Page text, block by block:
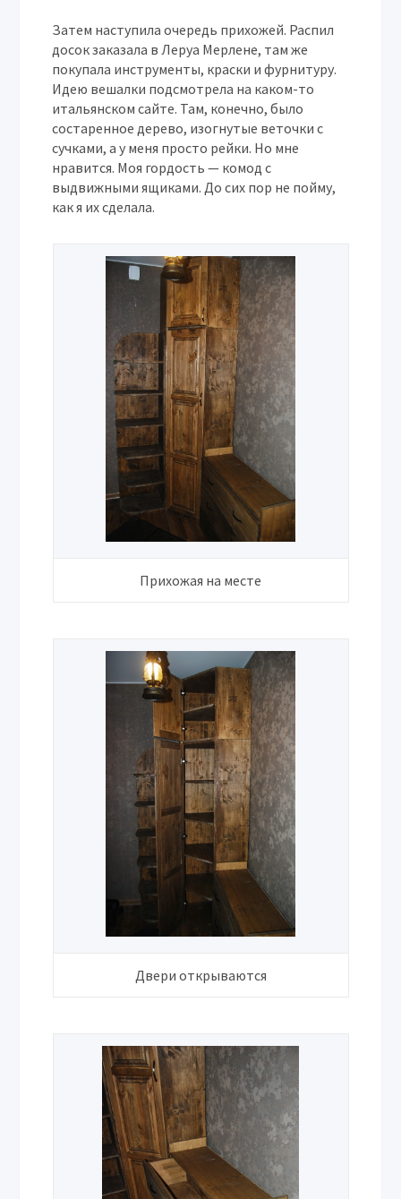
Затем наступила очередь прихожей. Распил
досок заказала в Леруа Мерлене, там же
покупала инструменты, краски и фурнитуру.
Идею вешалки подсмотрела на каком-то
итальянском сайте. Там, конечно, было
состаренное дерево, изогнутые веточки с
сучками, а у меня просто рейки. Но мне
нравится. Моя гордость — комод с
выдвижными ящиками. До сих пор не пойму,
как я их сделала.
Прихожая на месте
Двери открываются